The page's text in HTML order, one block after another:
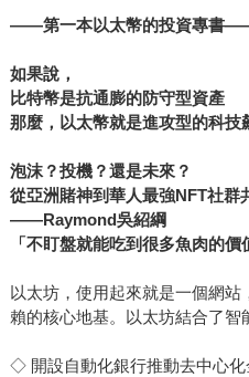
——第一本以太幣的投資專書
如果說，
比特幣是抗通膨的防守型資產
那麼，以太幣就是進攻型的科技
泡沫？投機？還是未來？
從亞洲賭神到華人最強NFT社群
——Raymond吳紹綱
「不盯盤就能吃到很多魚肉的價
以太坊，使用起來就是一個網
賴的核心地基。以太坊結合了智
◇ 開設自動化銀行推動去中心化